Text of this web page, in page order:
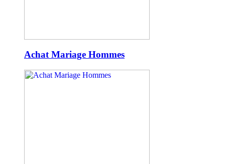
Achat Mariage Hommes